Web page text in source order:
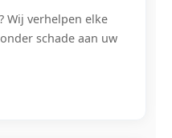
Wij verhelpen elke
schade aan uw